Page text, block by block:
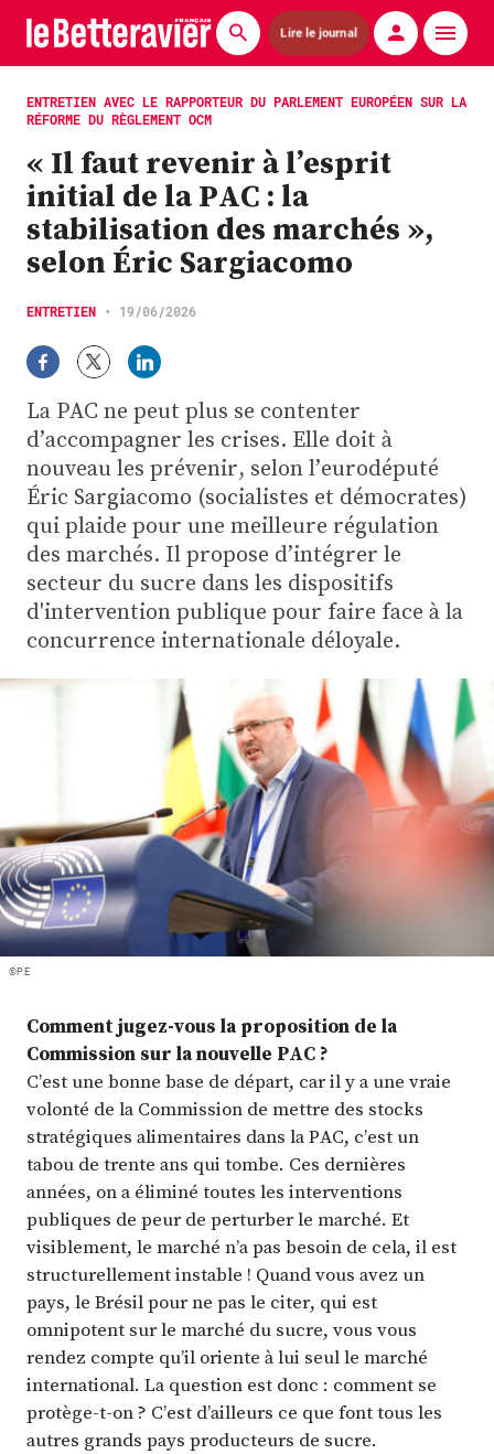
Lire le journal
Actualités
Économie
Agronomie
Matériels
La technique ITB
Pommes de terre
Guides pratiques
Chasse
Plus
Abonnez-vous
ENTRETIEN AVEC LE RAPPORTEUR DU PARLEMENT EUROPÉEN SUR LA
RÉFORME DU RÈGLEMENT OCM
« Il faut revenir à l’esprit
initial de la PAC : la
stabilisation des marchés »,
selon Éric Sargiacomo
ENTRETIEN • 19/06/2026
La PAC ne peut plus se contenter
d’accompagner les crises. Elle doit à
nouveau les prévenir, selon l’eurodéputé
Éric Sargiacomo (socialistes et démocrates)
qui plaide pour une meilleure régulation
des marchés. Il propose d’intégrer le
secteur du sucre dans les dispositifs
d'intervention publique pour faire face à la
concurrence internationale déloyale.
©P.E
Comment jugez-vous la proposition de la
Commission sur la nouvelle PAC ?
C’est une bonne base de départ, car il y a une vraie
volonté de la Commission de mettre des stocks
stratégiques alimentaires dans la PAC, c’est un
tabou de trente ans qui tombe. Ces dernières
années, on a éliminé toutes les interventions
publiques de peur de perturber le marché. Et
visiblement, le marché n’a pas besoin de cela, il est
structurellement instable ! Quand vous avez un
pays, le Brésil pour ne pas le citer, qui est
omnipotent sur le marché du sucre, vous vous
rendez compte qu’il oriente à lui seul le marché
international. La question est donc : comment se
protège-t-on ? C’est d’ailleurs ce que font tous les
autres grands pays producteurs de sucre.